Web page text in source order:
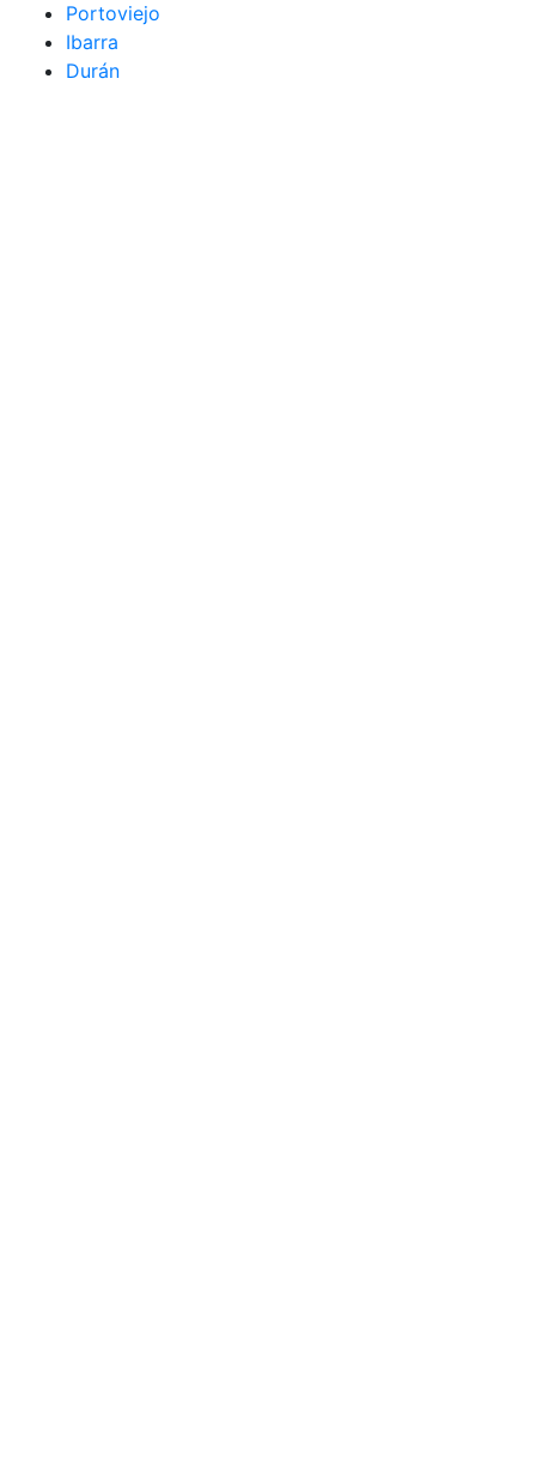
Portoviejo
Ibarra
Durán